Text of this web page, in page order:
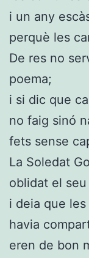
i un any
perquè les
De res no
poema;
i si dic que
no faig sinó
fets sense
La Soledat
oblidat el
i deia que
havia
eren de bon